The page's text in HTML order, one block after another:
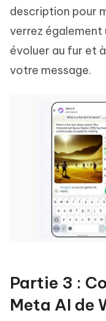
description pour
verrez
évoluer au fur et
votre message.
Partie 3 :
Meta AI de